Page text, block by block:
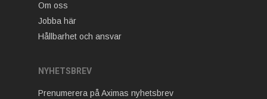
Om oss
Jobba här
Hållbarhet och ansvar
NYHETSBREV
Prenumerera på Aximas nyhetsbrev